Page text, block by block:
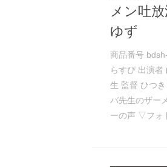
メン吐放
ゆず
商品番号
らすぴ 出演者
生 監督 ひつ
バ先生のザー
ーの声 ▽フォ